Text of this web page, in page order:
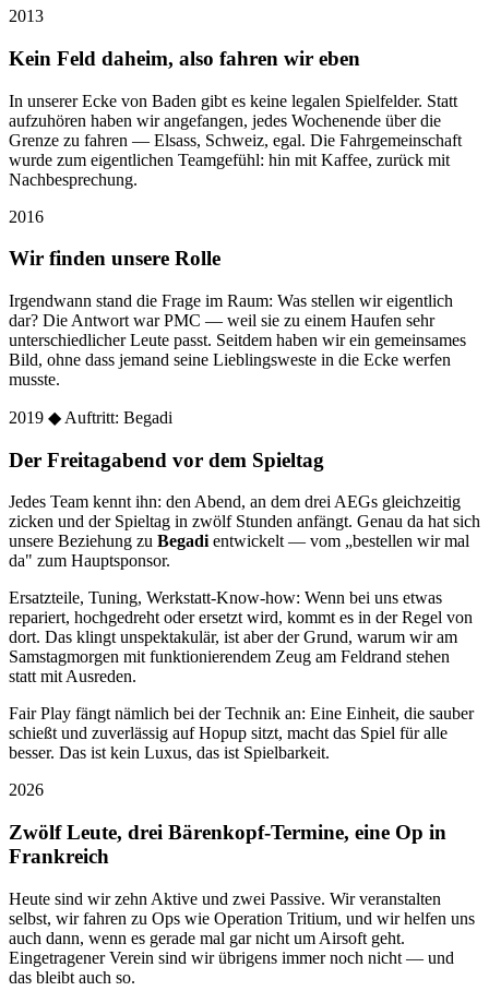
2013
Kein Feld daheim, also fahren wir eben
In unserer Ecke von Baden gibt es keine legalen Spielfelder. Statt
aufzuhören haben wir angefangen, jedes Wochenende über die
Grenze zu fahren — Elsass, Schweiz, egal. Die Fahrgemeinschaft
wurde zum eigentlichen Teamgefühl: hin mit Kaffee, zurück mit
Nachbesprechung.
2016
Wir finden unsere Rolle
Irgendwann stand die Frage im Raum: Was stellen wir eigentlich
dar? Die Antwort war PMC — weil sie zu einem Haufen sehr
unterschiedlicher Leute passt. Seitdem haben wir ein gemeinsames
Bild, ohne dass jemand seine Lieblingsweste in die Ecke werfen
musste.
2019 ◆ Auftritt: Begadi
Der Freitagabend vor dem Spieltag
Jedes Team kennt ihn: den Abend, an dem drei AEGs gleichzeitig
zicken und der Spieltag in zwölf Stunden anfängt. Genau da hat sich
unsere Beziehung zu Begadientwickelt — vom „bestellen wir mal
da" zum Hauptsponsor.
Ersatzteile, Tuning, Werkstatt-Know-how: Wenn bei uns etwas
repariert, hochgedreht oder ersetzt wird, kommt es in der Regel von
dort. Das klingt unspektakulär, ist aber der Grund, warum wir am
Samstagmorgen mit funktionierendem Zeug am Feldrand stehen
statt mit Ausreden.
Fair Play fängt nämlich bei der Technik an: Eine Einheit, die sauber
schießt und zuverlässig auf Hopup sitzt, macht das Spiel für alle
besser. Das ist kein Luxus, das ist Spielbarkeit.
2026
Zwölf Leute, drei Bärenkopf-Termine, eine Op in
Frankreich
Heute sind wir zehn Aktive und zwei Passive. Wir veranstalten
selbst, wir fahren zu Ops wie Operation Tritium, und wir helfen uns
auch dann, wenn es gerade mal gar nicht um Airsoft geht.
Eingetragener Verein sind wir übrigens immer noch nicht — und
das bleibt auch so.